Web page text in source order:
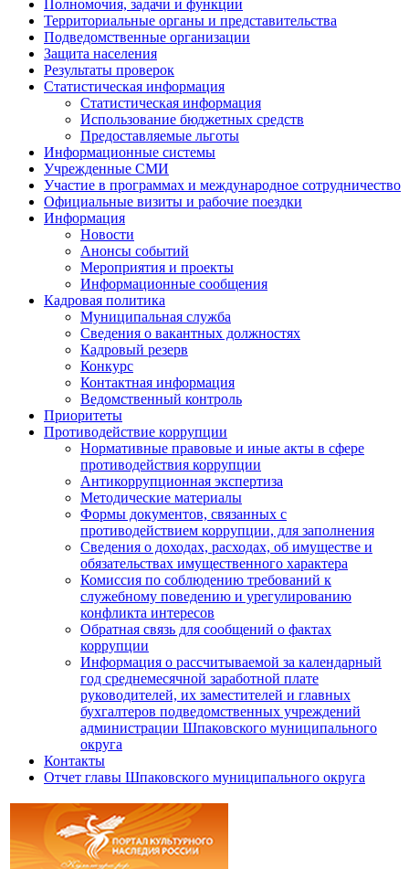
Полномочия, задачи и функции
Территориальные органы и представительства
Подведомственные организации
Защита населения
Результаты проверок
Статистическая информация
Статистическая информация
Использование бюджетных средств
Предоставляемые льготы
Информационные системы
Учрежденные СМИ
Участие в программах и международное сотрудничество
Официальные визиты и рабочие поездки
Информация
Новости
Анонсы событий
Мероприятия и проекты
Информационные сообщения
Кадровая политика
Муниципальная служба
Сведения о вакантных должностях
Кадровый резерв
Конкурс
Контактная информация
Ведомственный контроль
Приоритеты
Противодействие коррупции
Нормативные правовые и иные акты в сфере
противодействия коррупции
Антикоррупционная экспертиза
Методические материалы
Формы документов, связанных с
противодействием коррупции, для заполнения
Сведения о доходах, расходах, об имуществе и
обязательствах имущественного характера
Комиссия по соблюдению требований к
служебному поведению и урегулированию
конфликта интересов
Обратная связь для сообщений о фактах
коррупции
Информация о рассчитываемой за календарный
год среднемесячной заработной плате
руководителей, их заместителей и главных
бухгалтеров подведомственных учреждений
администрации Шпаковского муниципального
округа
Контакты
Отчет главы Шпаковского муниципального округа